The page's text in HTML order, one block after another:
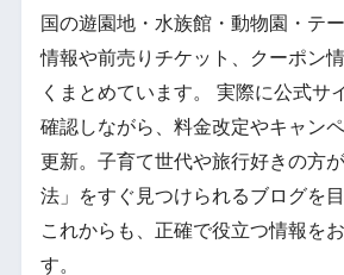
国の遊園地・水族館・動物園・テ
情報や前売りチケット、クーポン
くまとめています。 実際に公式サ
確認しながら、料金改定やキャン
更新。子育て世代や旅行好きの方
法」をすぐ見つけられるブログを
これからも、正確で役立つ情報を
す。